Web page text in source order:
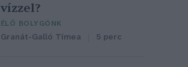
vízzel?
ÉLŐ BOLYGÓNK
Granát-Galló Tímea 5 perc